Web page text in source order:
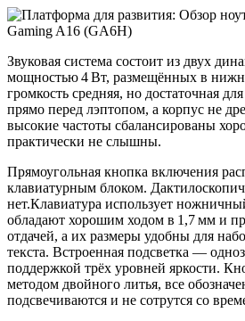
Звуковая система состоит из двух
мощностью 4 Вт, размещённых в
громкость средняя, но достаточная
прямо перед лэптопом, а корпус не
высокие частоты сбалансированы
практически не слышны.
Прямоугольная кнопка включения
клавиатурным блоком.
нет.Клавиатура использует
обладают хорошим ходом в 1,7 мм и
отдачей, а их размеры удобны для
текста. Встроенная подсветка —
поддержкой трёх уровней яркости.
методом двойного литья, все
подсвечиваются и не сотрутся со